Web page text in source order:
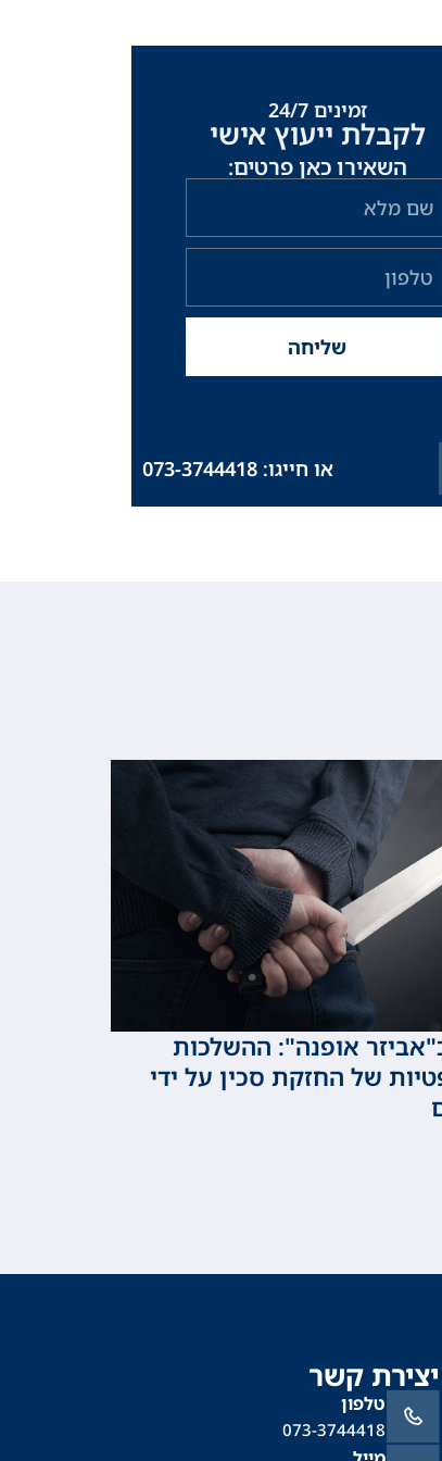
זמינים 24/7
לקבלת ייעוץ אישי
השאירו כאן פרטים:
מלא
שליחה
או חייגו: 073-3744418
אופנה": ההשלכות
של החזקת סכין על ידי
יצירת קשר
טלפון
073-3744418